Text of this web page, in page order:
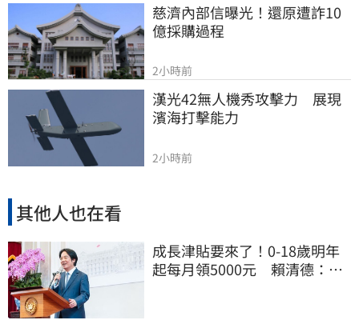
慈濟內部信曝光！還原遭詐10
億採購過程
2小時前
漢光42無人機秀攻擊力　展現
濱海打擊能力
2小時前
其他人也在看
成長津貼要來了！0-18歲明年
起每月領5000元 賴清德：此